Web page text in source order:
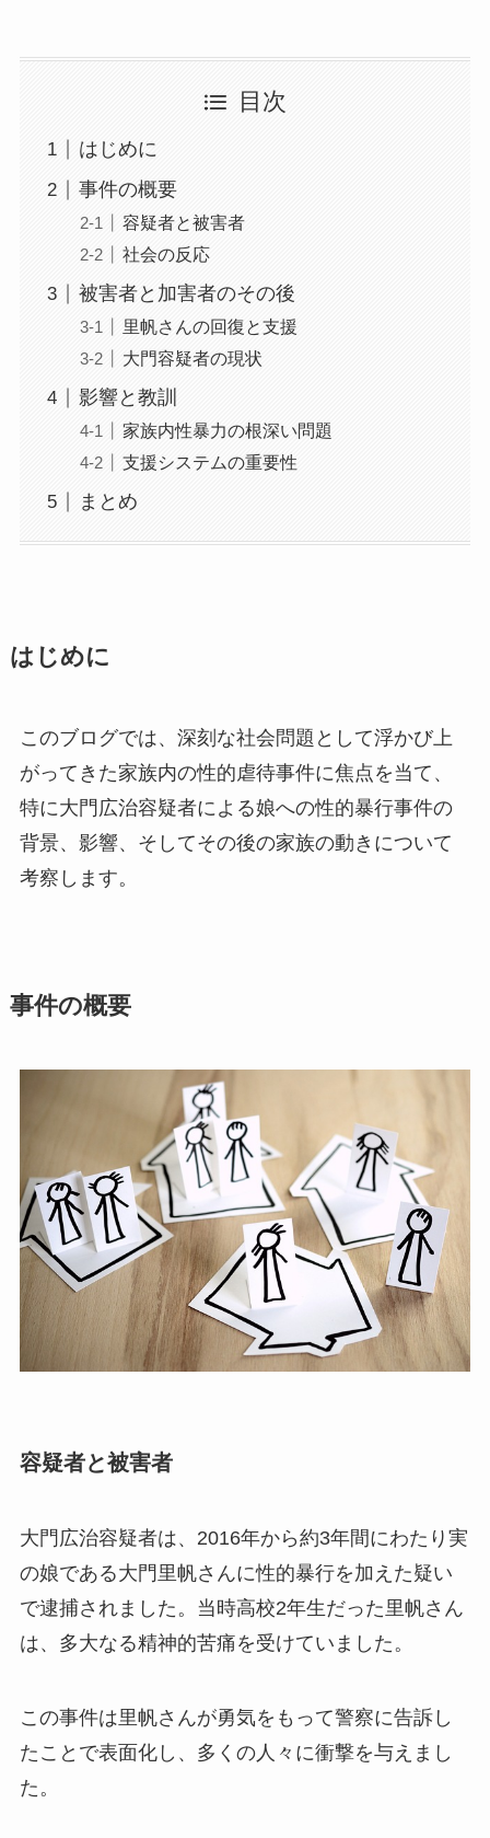
目次
はじめに
事件の概要
容疑者と被害者
社会の反応
被害者と加害者のその後
里帆さんの回復と支援
大門容疑者の現状
影響と教訓
家族内性暴力の根深い問題
支援システムの重要性
まとめ
はじめに
このブログでは、深刻な社会問題として浮かび上
がってきた家族内の性的虐待事件に焦点を当て、
特に大門広治容疑者による娘への性的暴行事件の
背景、影響、そしてその後の家族の動きについて
考察します。
事件の概要
容疑者と被害者
大門広治容疑者は、2016年から約3年間にわたり実
の娘である大門里帆さんに性的暴行を加えた疑い
で逮捕されました。当時高校2年生だった里帆さん
は、多大なる精神的苦痛を受けていました。
この事件は里帆さんが勇気をもって警察に告訴し
たことで表面化し、多くの人々に衝撃を与えまし
た。